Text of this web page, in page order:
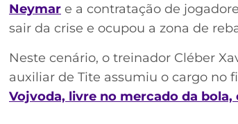
Neymar e a contratação de
sair da crise e ocupou a zona de
Neste cenário, o treinador Cléber
auxiliar de Tite assumiu o cargo no
Vojvoda, livre no mercado da bola,